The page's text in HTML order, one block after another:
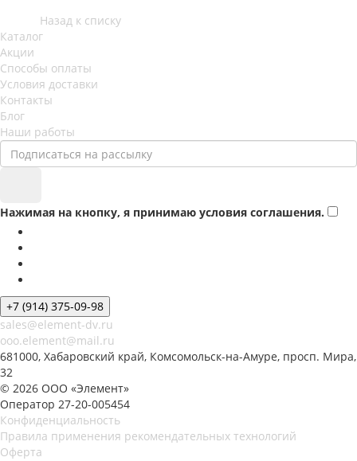
Назад к списку
Каталог
Акции
Способы оплаты
Условия доставки
Контакты
Блог
Наши работы
Нажимая на кнопку, я принимаю условия соглашения.
+7 (914) 375-09-98
sales@element-dv.ru
ooo.element@mail.ru
681000, Хабаровский край, Комсомольск-на-Амуре, просп. Мира,
32
© 2026 ООО «Элемент»
Оператор 27-20-005454
Конфиденциальность
Правила применения рекомендательных технологий
Оферта